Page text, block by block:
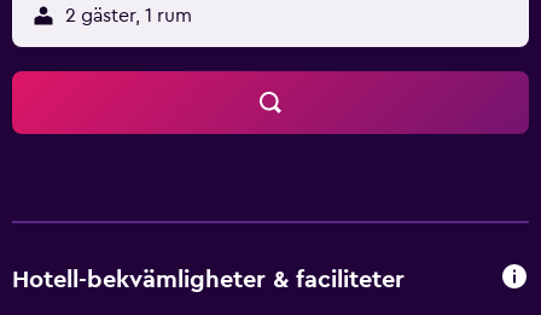
2 gäster, 1 rum
Hotell-bekvämligheter & faciliteter